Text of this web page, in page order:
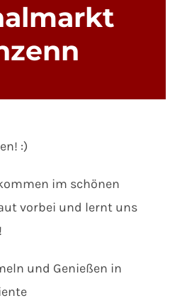
:)
im schönen
vorbei und lernt uns
und Genießen in